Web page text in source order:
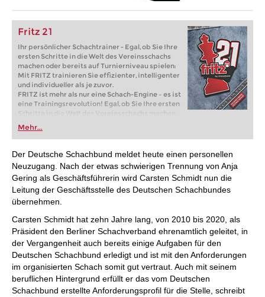
Fritz 21
Ihr persönlicher Schachtrainer - Egal, ob Sie Ihre
ersten Schritte in die Welt des Vereinsschachs
machen oder bereits auf Turnierniveau spielen:
Mit FRITZ trainieren Sie effizienter, intelligenter
und individueller als je zuvor.
FRITZ ist mehr als nur eine Schach-Engine – es ist
eine Trainingsrevolution! Egal, ob Sie Ihre ersten
Schritte in die Welt des Vereinsschachs machen
oder bereits auf Turnierniveau spielen: Mit
FRITZ trainieren Sie effizienter, intelligenter und
individueller als je zuvor.
Mehr...
Der Deutsche Schachbund meldet heute einen personellen
Neuzugang. Nach der etwas schwierigen Trennung von Anja
Gering als Geschäftsführerin wird Carsten Schmidt nun die
Leitung der Geschäftsstelle des Deutschen Schachbundes
übernehmen.
Carsten Schmidt hat zehn Jahre lang, von 2010 bis 2020, als
Präsident den Berliner Schachverband ehrenamtlich geleitet, in
der Vergangenheit auch bereits einige Aufgaben für den
Deutschen Schachbund erledigt und ist mit den Anforderungen
im organisierten Schach somit gut vertraut. Auch mit seinem
beruflichen Hintergrund erfüllt er das vom Deutschen
Schachbund erstellte Anforderungsprofil für die Stelle, schreibt